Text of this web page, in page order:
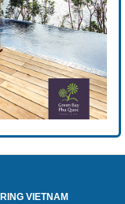
VIETNAM